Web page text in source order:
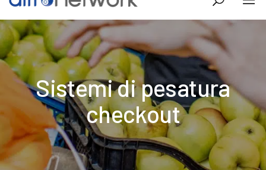
Sistemi di pesatura
checkout